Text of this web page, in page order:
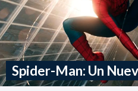
Spider-Man: Un